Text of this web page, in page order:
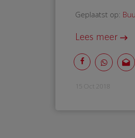
Geplaatst op:
Lees meer
15 Oct 2018